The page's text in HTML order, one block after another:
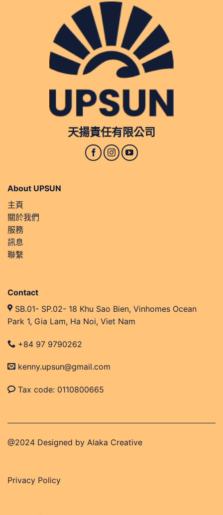
天揚責任有限公司
About UPSUN
主頁
關於我們
服務
訊息
聯繫
Contact
SB.01- SP.02- 18 Khu Sao Bien, Vinhomes Ocean
Park 1, Gia Lam, Ha Noi, Viet Nam
+84 97 9790262
kenny.upsun@gmail.com
Tax code: 0110800665
@2024 Designed by Alaka Creative
Privacy Policy